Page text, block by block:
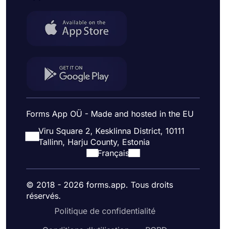
Forms App OÜ - Made and hosted in the EU
Viru Square 2, Kesklinna District, 10111
Tallinn, Harju County, Estonia
Français
© 2018 - 2026 forms.app. Tous droits
réservés.
Politique de confidentialité